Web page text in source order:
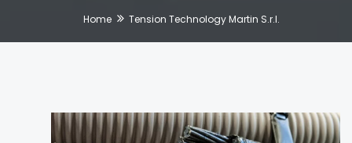
Home Tension Technology Martin S.r.l.